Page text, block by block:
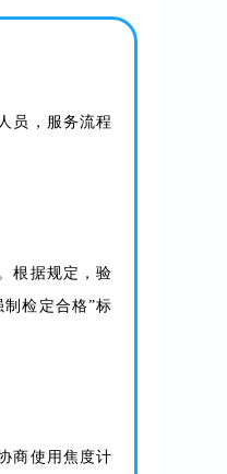
员，服务流程
根据规定，验
检定合格”标
商使用焦度计